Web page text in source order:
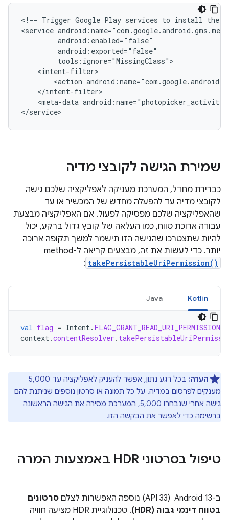
<!-- Trigger Google Play services to install the
<service
<action
<meta-data
שמירת הגישה לקובצי מדיה
כברירת מחדל, המערכת מעניקה לאפליקציה שלכם גישה
לקובצי מדיה עד להפעלה מחדש של המכשיר או עד
שהאפליקציה שלכם מפסיקה לפעול. אם האפליקציה מבצעת
עבודה ארוכת טווח, כמו העלאה של קובץ גדול ברקע, יכול
להיות שתצטרכו שהגישה הזו תישמר למשך תקופה ארוכה
יותר. כדי לעשות את זה, מבצעים קריאה ל-method‏
takePersistableUriPermission()
:
Kotlin
Java
val flag = Intent. FLAG_GRANT_READ_URI_PERMISSION
context.contentResolver .
הערה:
בכל רגע נתון, אפשר להעניק לאפליקציה עד 5,000
מענקים לפרסום במדיה. על כל תמונה או סרטון נוספים שניתנת להם
גישה אחרי שנבחרו 5,000, המערכת מסירה את הגישה הראשונה
ברשימה כדי לאפשר את הבקשה הזו.
טיפול בסרטוני HDR באמצעות המרה
ב-Android 13 ‏ (API 33) נוספה האפשרות לצלם
סרטונים
בטווח דינמי גבוה (HDR)
. טכנולוגיית HDR מציעה חוויה